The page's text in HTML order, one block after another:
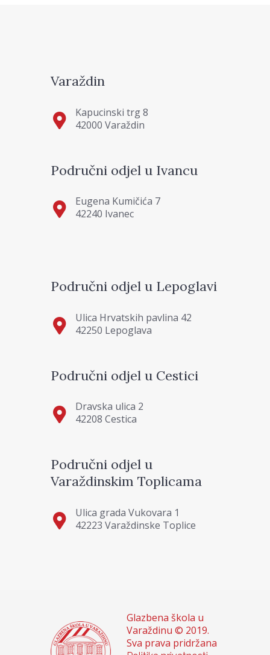
Varaždin
Kapucinski trg 8
42000 Varaždin
Područni odjel u Ivancu
Eugena Kumičića 7
42240 Ivanec
Područni odjel u Lepoglavi
Ulica Hrvatskih pavlina 42
42250 Lepoglava
Područni odjel u Cestici
Dravska ulica 2
42208 Cestica
Područni odjel u
Varaždinskim Toplicama
Ulica grada Vukovara 1
42223 Varaždinske Toplice
Glazbena škola u
Varaždinu © 2019.
Sva prava pridržana